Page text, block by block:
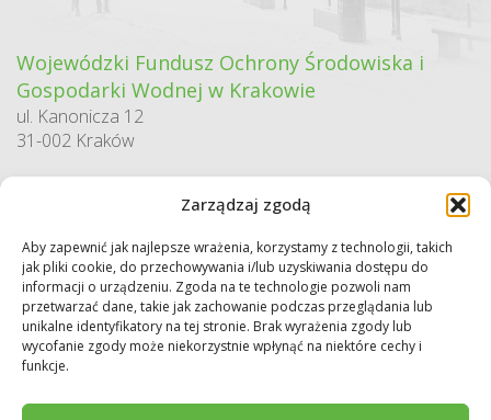
Zarządzaj zgodą
Aby zapewnić jak najlepsze wrażenia, korzystamy z technologii, takich
jak pliki cookie, do przechowywania i/lub uzyskiwania dostępu do
informacji o urządzeniu. Zgoda na te technologie pozwoli nam
przetwarzać dane, takie jak zachowanie podczas przeglądania lub
unikalne identyfikatory na tej stronie. Brak wyrażenia zgody lub
wycofanie zgody może niekorzystnie wpłynąć na niektóre cechy i
funkcje.
Wojewódzki Fundusz Ochrony Środowiska i
Gospodarki Wodnej w Krakowie
ul. Kanonicza 12
31-002 Kraków
Sekretariat / Dziennik podawczy
tel.: 12 422 94 90
e-mail:biuro@wfos.krakow.pl